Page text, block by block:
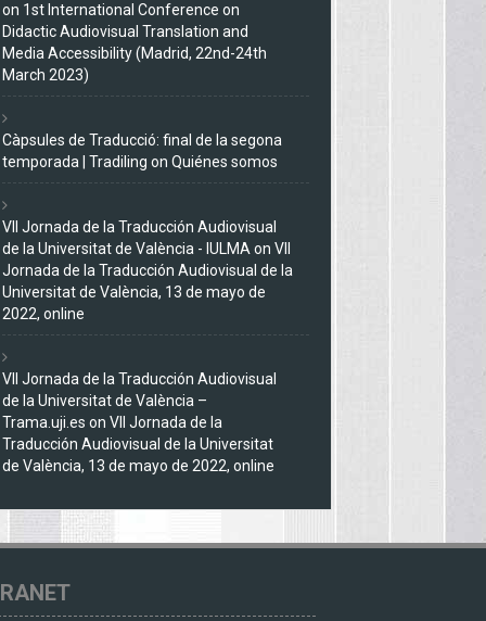
on 1st International Conference on
Didactic Audiovisual Translation and
Media Accessibility (Madrid, 22nd-24th
March 2023)
Càpsules de Traducció: final de la segona
temporada | Tradiling on Quiénes somos
VII Jornada de la Traducción Audiovisual
de la Universitat de València - IULMAon VII
Jornada de la Traducción Audiovisual de la
Universitat de València, 13 de mayo de
2022, online
VII Jornada de la Traducción Audiovisual
de la Universitat de València –
Trama.uji.es on VII Jornada de la
Traducción Audiovisual de la Universitat
de València, 13 de mayo de 2022, online